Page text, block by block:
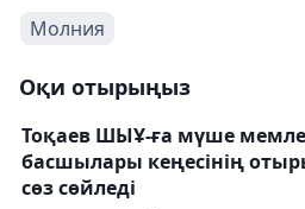
Молния
Оқи отырыңыз
Тоқаев ШЫҰ-ға мүше
басшылары кеңесінің
сөз сөйледі